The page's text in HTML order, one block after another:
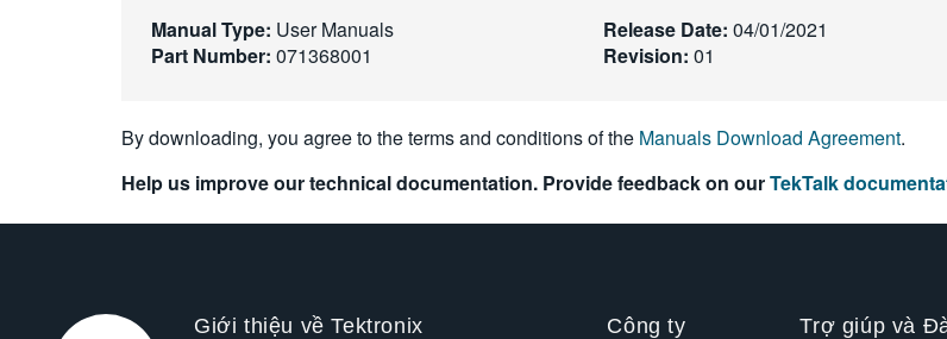
Manual Type: User Manuals
Part Number: 071368001
Release Date: 04/01/2021
Revision: 01
By downloading, you agree to the terms and conditions of the Manuals Download Agreement.
Help us improve our technical documentation. Provide feedback on ourTekTalk
Giới thiệu về Tektronix Công ty Trợ giúp và